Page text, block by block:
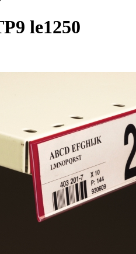
le1250